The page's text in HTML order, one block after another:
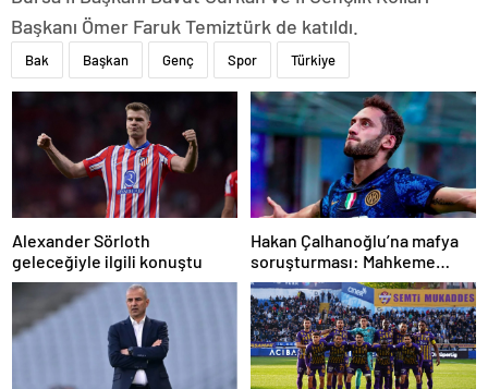
Başkanı Ömer Faruk Temiztürk de katıldı.
Bak Başkan Genç Spor Türkiye
Alexander Sörloth
geleceğiyle ilgili konuştu
Hakan Çalhanoğlu’na mafya
soruşturması: Mahkeme
cezasını açıkladı